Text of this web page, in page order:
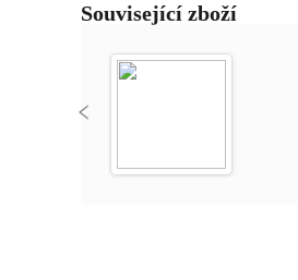
Související zboží